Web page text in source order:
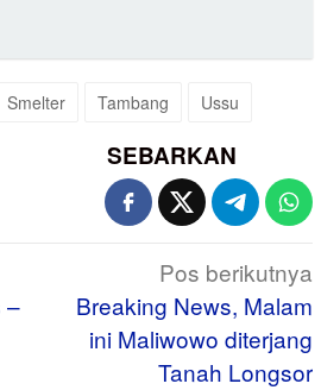
Smelter Tambang Ussu
SEBARKAN
–
Pos berikutnya
Breaking News, Malam
ini Maliwowo diterjang
Tanah Longsor